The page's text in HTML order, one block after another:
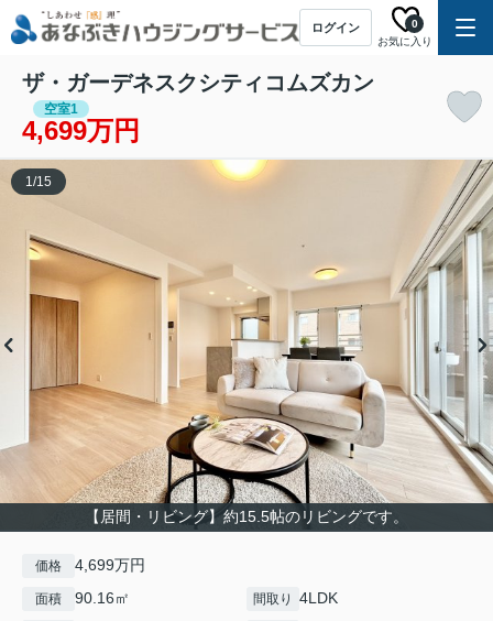
ログイン
お気に入り
0
ザ・ガーデネスクシティコムズカン
空室1
4,699万円
【居間・リビング】約15.5帖のリビングです。
1/15
価格 4,699万円
面積 90.16㎡ 間取り 4LDK